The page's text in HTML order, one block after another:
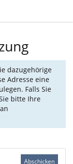
dazugehörige
Adresse eine
Falls Sie
bitte Ihre
Abschicken